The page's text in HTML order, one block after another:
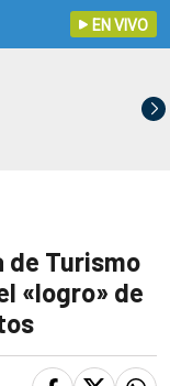
EN VIVO
de Turismo
«logro» de